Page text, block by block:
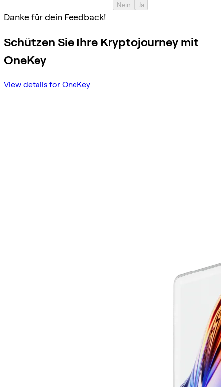
Nein Ja
Danke für dein Feedback!
Schützen Sie Ihre Kryptojourney mit
OneKey
View details for OneKey